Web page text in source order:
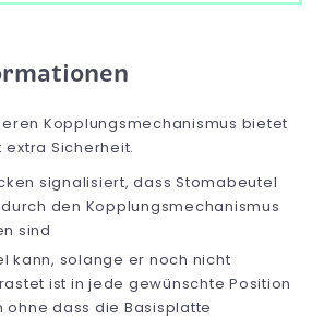
Kopplungsmechanismus bietet
extra Sicherheit.
signalisiert, dass Stomabeutel
den Kopplungsmechanismus
sind
kann, solange er noch nicht
ist in jede gewünschte Position
dass die Basisplatte